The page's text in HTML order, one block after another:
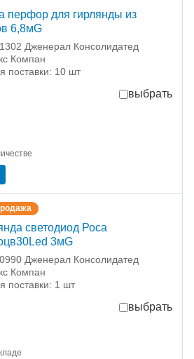
перфор для гирлянды из
6,8мG
Дженерал Консолидатед
Компан
поставки: 10 шт
выбрать
светодиод Роса
3мG
Дженерал Консолидатед
Компан
поставки: 1 шт
выбрать